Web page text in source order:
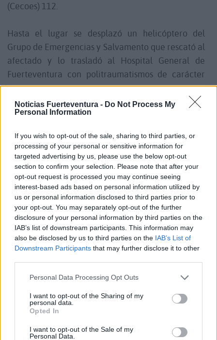
Noticias Fuerteventura - Do Not Process My
Personal Information
If you wish to opt-out of the sale, sharing to third parties, or
processing of your personal or sensitive information for
targeted advertising by us, please use the below opt-out
section to confirm your selection. Please note that after your
opt-out request is processed you may continue seeing
interest-based ads based on personal information utilized by
us or personal information disclosed to third parties prior to
your opt-out. You may separately opt-out of the further
disclosure of your personal information by third parties on the
IAB’s list of downstream participants. This information may
also be disclosed by us to third parties on the IAB’s List of
Downstream Participants that may further disclose it to other
Personal Data Processing Opt Outs
I want to opt-out of the Sharing of my
personal data.
Opted In
I want to opt-out of the Sale of my
Personal Data.
(Cecoes) 112.
Hasta el lugar se desplazó un helicóptero del
Grupo de Emergencias y Salvamento que rescató al
afectado y lo trasladó al Hospital General de
Fuerteventura con politraumatismos de carácter
grave.
LO MÁS LEÍDO
Fallece un bebé de 20 meses por un
golpe de calor en Fuerteventura
Fuerteventura Santiago de Compostela
por 30 euros por trayecto
¿EN QUÉ MOMENTO DEJAMOS DE SER
HUMANOS?. Por Maite de Vera Cabrera
Vuelca una hormigonera en Lajares